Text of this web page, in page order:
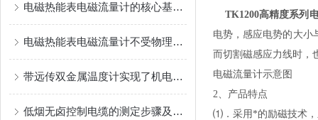
电磁热能表电磁流量计的核心基于法拉第电磁感应定律
电磁热能表电磁流量计不受物理参数影响
带远传双金属温度计实现了机电一体化的测温功能
低烟无卤控制电缆的测定步骤及注意事项
TK1200高精度系列
电势，感应电势的大小
而切割磁感应力线时，
电磁流量计示意图
2、 产品特点
⑴． 采用*的励磁技术